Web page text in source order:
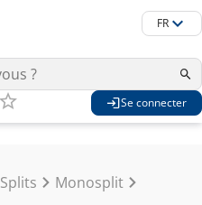
FR
Se connecter
Splits Monosplit